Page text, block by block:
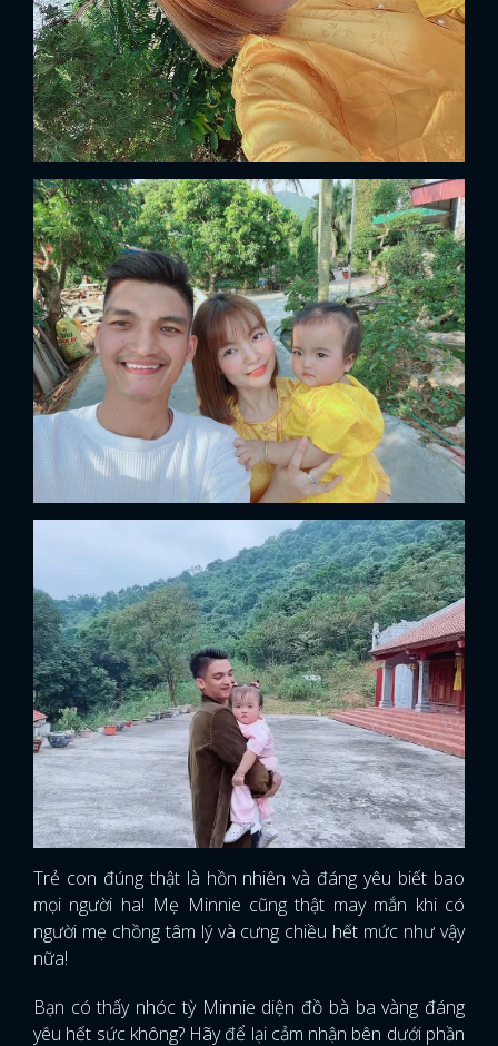
Trẻ con đúng thật là hồn nhiên và đáng yêu biết bao
mọi người ha! Mẹ Minnie cũng thật may mắn khi có
người mẹ chồng tâm lý và cưng chiều hết mức như vậy
nữa!
Bạn có thấy nhóc tỳ Minnie diện đồ bà ba vàng đáng
yêu hết sức không? Hãy để lại cảm nhận bên dưới phần